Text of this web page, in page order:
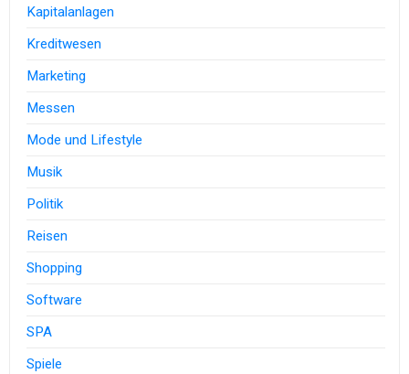
Kapitalanlagen
Kreditwesen
Marketing
Messen
Mode und Lifestyle
Musik
Politik
Reisen
Shopping
Software
SPA
Spiele